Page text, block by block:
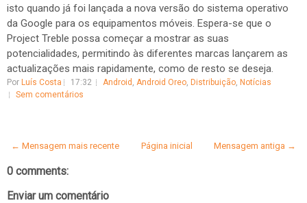
isto quando já foi lançada a nova versão do sistema operativo
da Google para os equipamentos móveis. Espera-se que o
Project Treble possa começar a mostrar as suas
potencialidades, permitindo às diferentes marcas lançarem as
actualizações mais rapidamente, como de resto se deseja.
Por Luís Costa 17:32 Android , Android Oreo, Distribuição, Notícias
Sem comentários
← Mensagem mais recente Mensagem antiga →
Página inicial
0 comments:
Enviar um comentário